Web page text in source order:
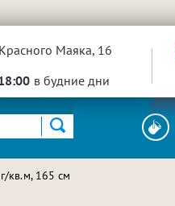
Маяка, 16
в будние дни
кв.м, 165 см